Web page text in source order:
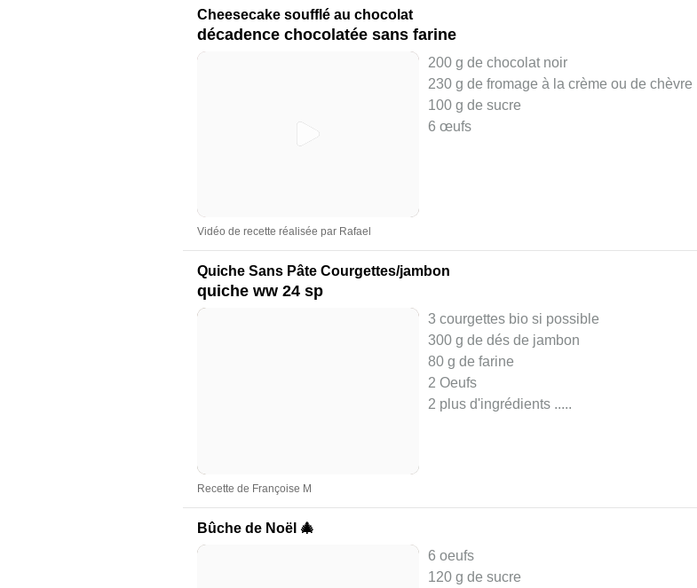
Cheesecake soufflé au chocolat
décadence chocolatée sans farine
200 g de chocolat noir
230 g de fromage à la crème ou de chèvre
100 g de sucre
6 œufs
Vidéo de recette réalisée par Rafael
Quiche Sans Pâte Courgettes/jambon
quiche ww 24 sp
3 courgettes bio si possible
300 g de dés de jambon
80 g de farine
2 Oeufs
2 plus d'ingrédients .....
Recette de Françoise M
Bûche de Noël 🎄
6 oeufs
120 g de sucre